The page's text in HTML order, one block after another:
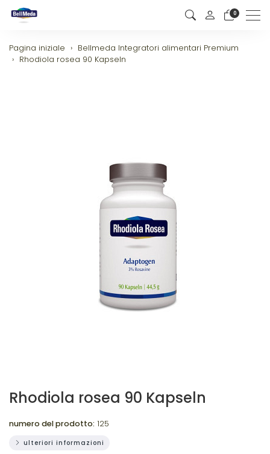
0
Pagina iniziale
Bellmeda Integratori alimentari Premium
Rhodiola rosea 90 Kapseln
Rhodiola rosea 90 Kapseln
numero del prodotto: 125
ulteriori informazioni